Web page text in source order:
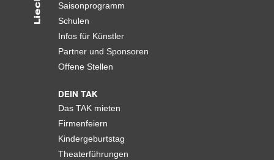
Saisonprogramm
Schulen
Infos für Künstler
Partner und Sponsoren
Offene Stellen
DEIN TAK
Das TAK mieten
Firmenfeiern
Kindergeburtstag
Theaterführungen